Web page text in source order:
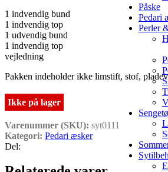
Påske
Pedari
Perler
1 indvendig bund
1 indvendig top
1 udvendig bund
1 indvendig top
vejledning
Pakken indeholder ikke limstift, stof,
Ikke på lager
Varenummer (SKU): syt0111
Kategori: Pedari æsker
Del: